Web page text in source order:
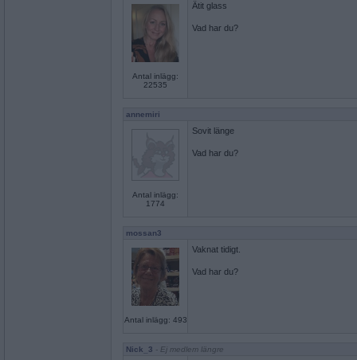
Antal inlägg:
22535
Ätit glass
Vad har du?
annemiri
Antal inlägg:
1774
Sovit länge
Vad har du?
mossan3
Antal inlägg: 493
Vaknat tidigt.
Vad har du?
Nick_3 - Ej medlem längre